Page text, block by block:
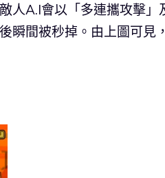
人A.I會以「多連攜攻擊
瞬間被秒掉。由上圖可見